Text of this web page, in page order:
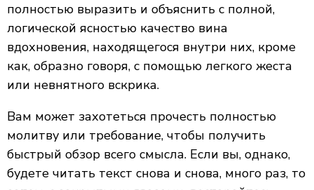
полностью выразить и объяснить с полной,
логической ясностью качество вина
вдохновения, находящегося внутри них, кроме
как, образно говоря, с помощью легкого жеста
или невнятного вскрика.
Вам может захотеться прочесть полностью
молитву или требование, чтобы получить
быстрый обзор всего смысла. Если вы, однако,
будете читать текст снова и снова, много раз, то